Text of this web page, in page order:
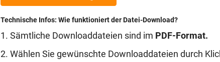
Technische Infos: Wie funktioniert der Datei-Download?
1. Sämtliche Downloaddateien sind im PDF-Format.
2. Wählen Sie gewünschte Downloaddateien durch